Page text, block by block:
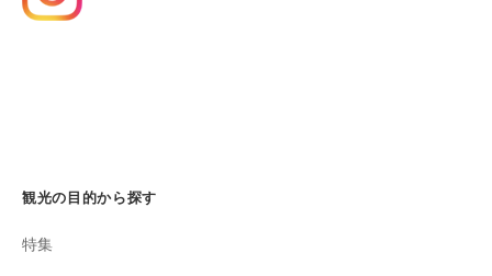
観光の目的から探す
特集